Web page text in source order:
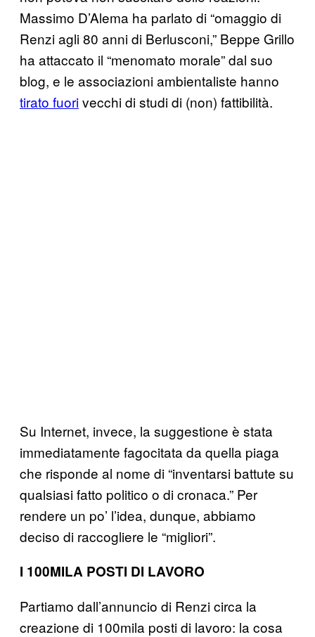
Massimo D’Alema ha parlato di “omaggio di
Renzi agli 80 anni di Berlusconi,” Beppe Grillo
ha attaccato il “menomato morale” dal suo
blog, e le associazioni ambientaliste hanno
tirato fuorivecchi di studi di (non) fattibilità.
Su Internet, invece, la suggestione è stata
immediatamente fagocitata da quella piaga
che risponde al nome di “inventarsi battute su
qualsiasi fatto politico o di cronaca.” Per
rendere un po’ l’idea, dunque, abbiamo
deciso di raccogliere le “migliori”.
I 100MILA POSTI DI LAVORO
Partiamo dall’annuncio di Renzi circa la
creazione di 100mila posti di lavoro: la cosa